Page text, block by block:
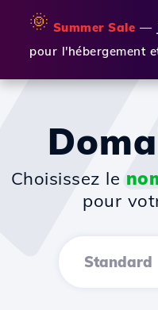
🌞 Summer Sale —
pour l'hébergement
Choisissez le
pour
Standard